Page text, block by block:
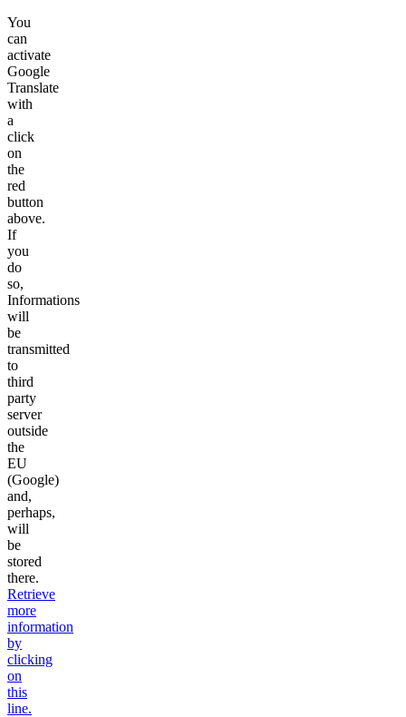
You
can
activate
Google
Translate
with
a
click
on
the
red
button
above.
If
you
do
so,
Informations
will
be
transmitted
to
third
party
server
outside
the
EU
(Google)
and,
perhaps,
will
be
stored
there.
Retrieve
more
information
by
clicking
on
this
line.